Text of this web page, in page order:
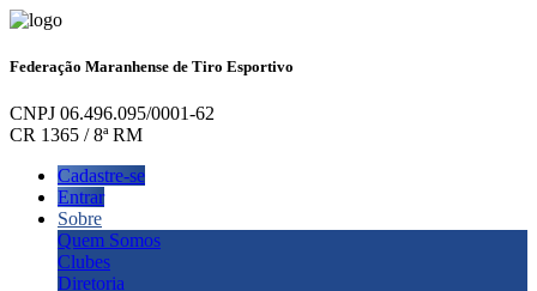
Federação Maranhense de Tiro Esportivo
CNPJ 06.496.095/0001-62
CR 1365 / 8ª RM
Cadastre-se
Entrar
Sobre
Quem Somos
Clubes
Diretoria